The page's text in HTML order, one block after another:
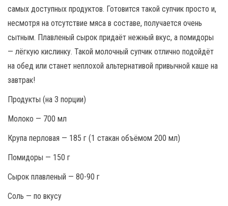
самых доступных продуктов. Готовится такой супчик просто и,
несмотря на отсутствие мяса в составе, получается очень
сытным. Плавленый сырок придаёт нежный вкус, а помидоры
— лёгкую кислинку. Такой молочный супчик отлично подойдёт
на обед или станет неплохой альтернативой привычной каше на
завтрак!
Продукты (на 3 порции)
Молоко — 700 мл
Крупа перловая — 185 г (1 стакан объёмом 200 мл)
Помидоры — 150 г
Сырок плавленый — 80-90 г
Соль — по вкусу